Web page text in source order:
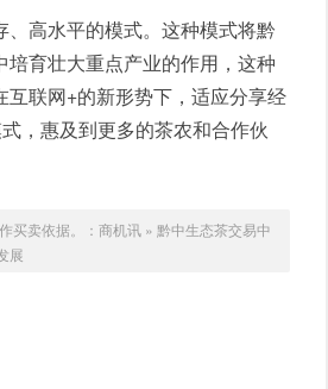
高水平的模式。这种模式将黔
育壮大重点产业的作用，这种
联网+的新形势下，适应分享经
，惠及到更多的茶农和合作伙
买卖依据。： 商机讯» 黔中生态茶交易中
展